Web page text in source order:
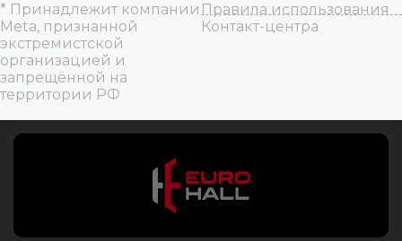
* Принадлежит компании
Meta, признанной
экстремистской
организацией и
запрещённой на
территории РФ
Правила использования
Контакт-центра